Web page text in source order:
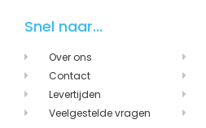
Snel naar...
Over ons
Contact
Levertijden
Veelgestelde vragen